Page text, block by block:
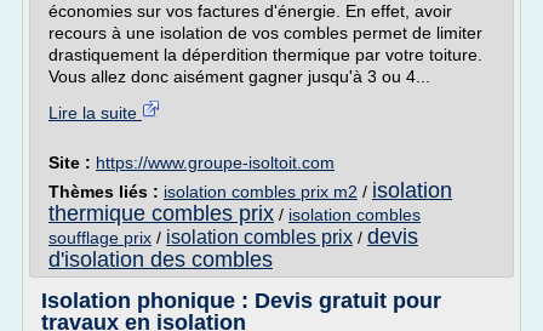
économies sur vos factures d'énergie. En effet, avoir
recours à une isolation de vos combles permet de limiter
drastiquement la déperdition thermique par votre toiture.
Vous allez donc aisément gagner jusqu'à 3 ou 4...
Lire la suite
Site : https://www.groupe-isoltoit.com
Thèmes liés : isolation combles prix m2 / isolation
thermique combles prix / isolation combles
soufflage prix / isolation combles prix / devis
d'isolation des combles
Isolation phonique : Devis gratuit pour
travaux en isolation